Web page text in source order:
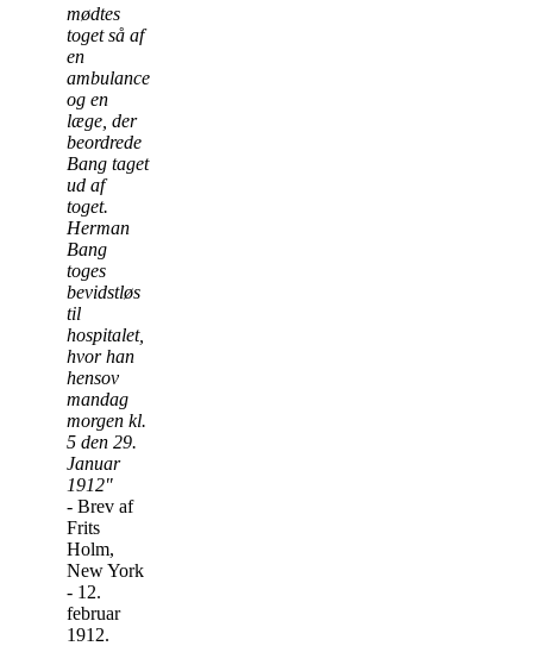
mødtes
toget så af
en
ambulance
og en
læge, der
beordrede
Bang taget
ud af
toget.
Herman
Bang
toges
bevidstløs
til
hospitalet,
hvor han
hensov
mandag
morgen kl.
5 den 29.
Januar
1912"
- Brev af
Frits
Holm,
New York
- 12.
februar
1912.